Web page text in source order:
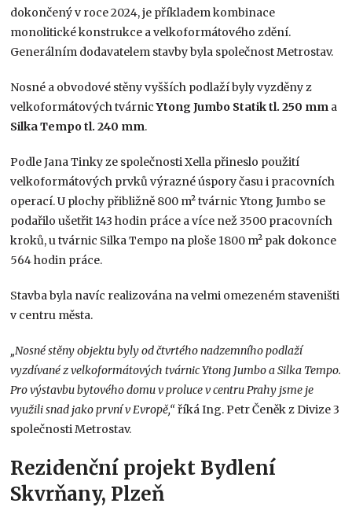
dokončený v roce 2024, je příkladem kombinace
monolitické konstrukce a velkoformátového zdění.
Generálním dodavatelem stavby byla společnost Metrostav.
Nosné a obvodové stěny vyšších podlaží byly vyzděny z
velkoformátových tvárnicYtong Jumbo Statik tl. 250 mm a
Silka Tempo tl. 240 mm.
Podle Jana Tinky ze společnosti Xella přineslo použití
velkoformátových prvků výrazné úspory času i pracovních
operací. U plochy přibližně 800 m² tvárnic Ytong Jumbo se
podařilo ušetřit 143 hodin práce a více než 3500 pracovních
kroků, u tvárnic Silka Tempo na ploše 1800 m² pak dokonce
564 hodin práce.
Stavba byla navíc realizována na velmi omezeném staveništi
v centru města.
„Nosné stěny objektu byly od čtvrtého nadzemního podlaží
vyzdívané z velkoformátových tvárnic Ytong Jumbo a Silka Tempo.
Pro výstavbu bytového domu v proluce v centru Prahy jsme je
využili snad jako první v Evropě,“říká Ing. Petr Čeněk z Divize 3
společnosti Metrostav.
Rezidenční projekt Bydlení
Skvrňany, Plzeň